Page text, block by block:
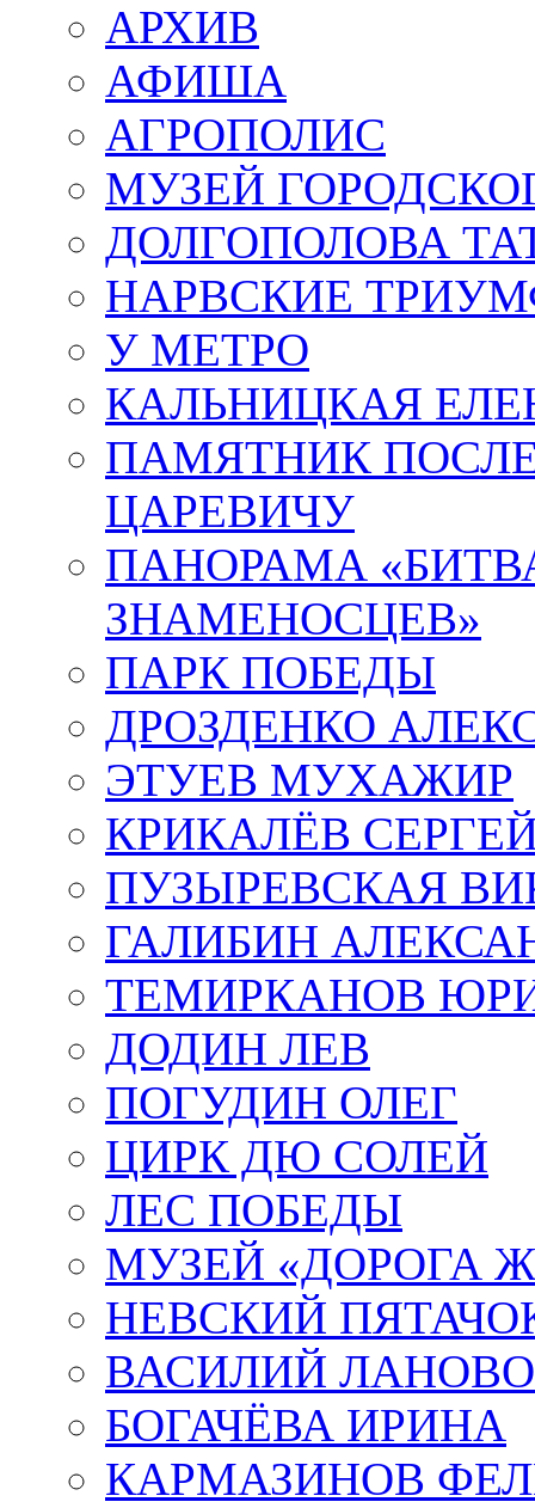
АРХИВ
АФИША
АГРОПОЛИС
МУЗЕЙ
ДОЛГОПОЛОВА
НАРВСКИЕ
У МЕТРО
КАЛЬНИЦКАЯ
ПАМЯТНИК
ЦАРЕВИЧУ
ПАНОРАМА
ЗНАМЕНОСЦЕВ»
ПАРК ПОБЕДЫ
ДРОЗДЕНКО
ЭТУЕВ МУХАЖИР
КРИКАЛЁВ
ПУЗЫРЕВСКАЯ
ГАЛИБИН
ТЕМИРКАНОВ
ДОДИН ЛЕВ
ПОГУДИН ОЛЕГ
ЦИРК ДЮ СОЛЕЙ
ЛЕС ПОБЕДЫ
МУЗЕЙ «ДОРОГА
НЕВСКИЙ
ВАСИЛИЙ
БОГАЧЁВА ИРИНА
КАРМАЗИНОВ